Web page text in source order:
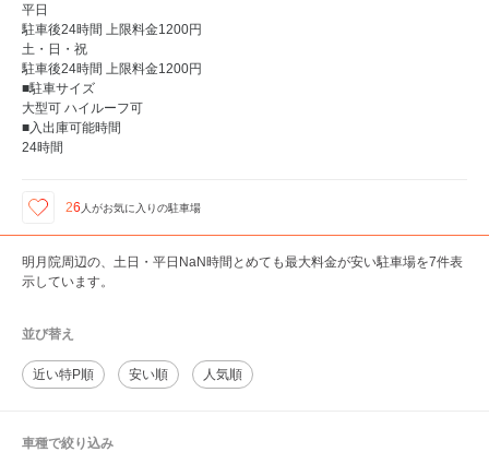
平日
駐車後24時間 上限料金1200円
土・日・祝
駐車後24時間 上限料金1200円
■駐車サイズ
大型可 ハイルーフ可
■入出庫可能時間
24時間
26 人がお気に入りの駐車場
明月院周辺の、土日・平日NaN時間とめても最大料金が安い駐車場を7件表
示しています。
並び替え
近い特P順 安い順 人気順
車種で絞り込み